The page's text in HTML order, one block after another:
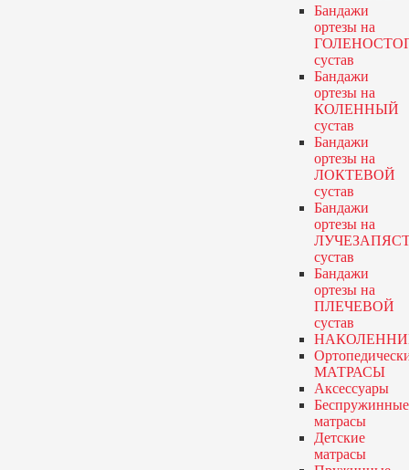
Бандажи
ортезы на
сустав
Бандажи
ортезы на
КОЛЕННЫЙ
сустав
Бандажи
ортезы на
ЛОКТЕВОЙ
сустав
Бандажи
ортезы на
сустав
Бандажи
ортезы на
ПЛЕЧЕВОЙ
сустав
МАТРАСЫ
Аксессуары
Беспружинные
матрасы
Детские
матрасы